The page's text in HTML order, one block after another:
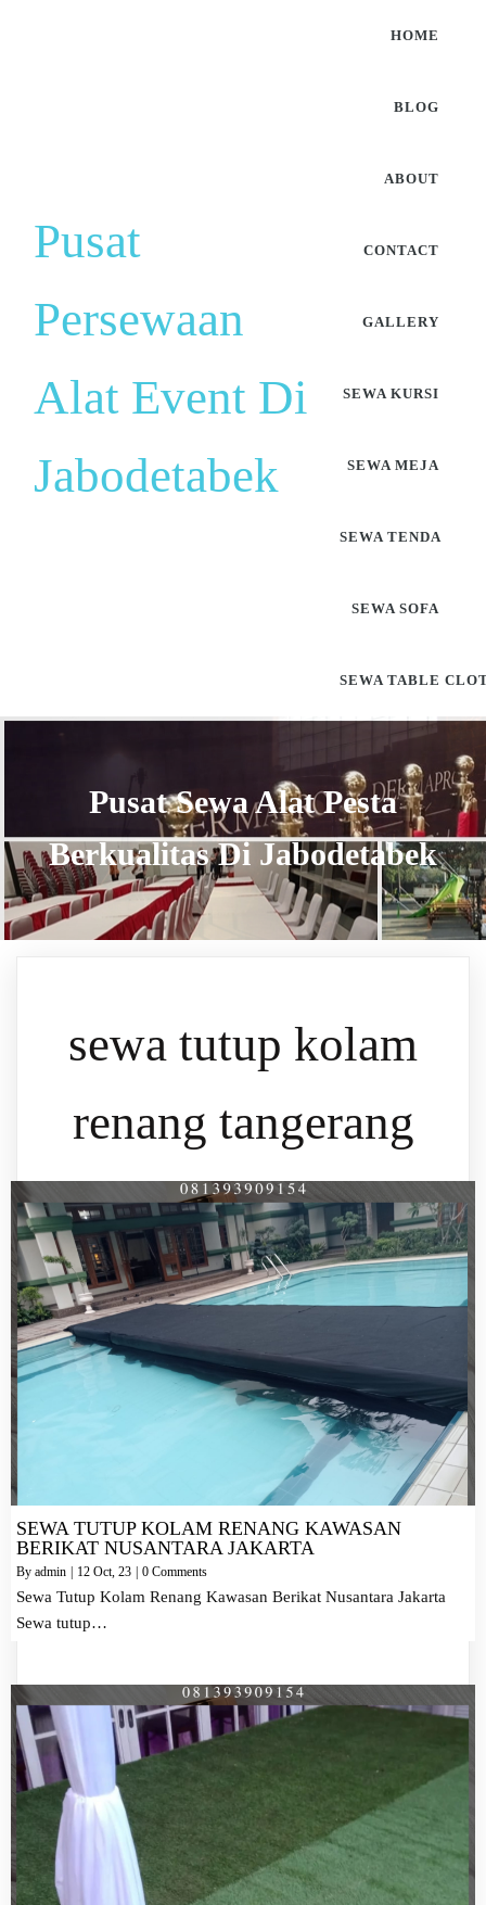
Pusat
Persewaan
Alat Event Di
Jabodetabek
HOME
BLOG
ABOUT
CONTACT
GALLERY
SEWA KURSI
SEWA MEJA
SEWA TENDA
SEWA SOFA
SEWA TABLE
Pusat Sewa Alat Pesta
Berkualitas Di Jabodetabek
sewa tutup kolam
renang tangerang
SEWA TUTUP KOLAM RENANG KAWASAN
BERIKAT NUSANTARA JAKARTA
By admin 12 Oct, 23 0 Comments
Sewa Tutup Kolam Renang Kawasan Berikat Nusantara Jakarta
Sewa tutup…